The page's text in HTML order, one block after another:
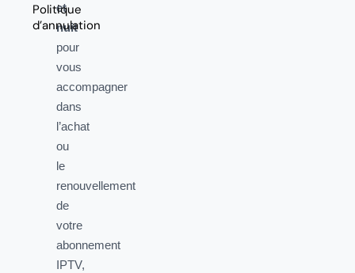
Politique
d’annulation
et
nuit
pour
vous
accompagner
dans
l’achat
ou
le
renouvellement
de
votre
abonnement
IPTV,